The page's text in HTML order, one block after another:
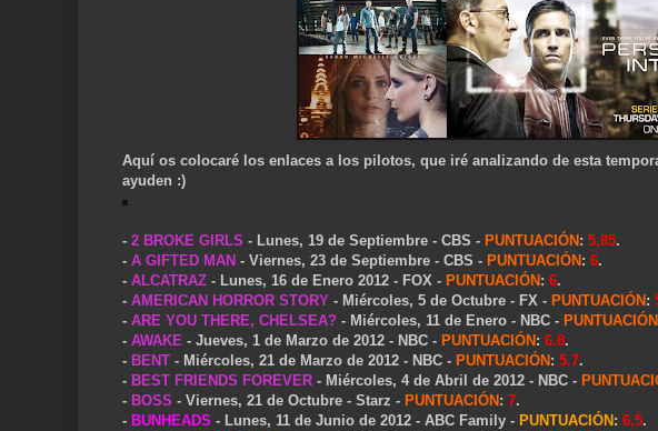
Aquí os colocaré los enlaces a los pilotos, que iré analizando de esta
ayuden :)
- 2 BROKE GIRLS - Lunes, 19 de Septiembre - CBS - PUNTUACIÓN : 5,85.
- A GIFTED MAN - Viernes, 23 de Septiembre - CBS - PUNTUACIÓN : 6.
- ALCATRAZ - Lunes, 16 de Enero 2012 - FOX - PUNTUACIÓN : 6.
- AMERICAN HORROR STORY - Miércoles, 5 de Octubre - FX - PUNTUACIÓN :
- ARE YOU THERE, CHELSEA? - Miércoles, 11 de Enero - NBC - PUNTUACIÓN
- AWAKE - Jueves, 1 de Marzo de 2012 - NBC - PUNTUACIÓN : 6.8.
- BENT - Miércoles, 21 de Marzo de 2012 - NBC - PUNTUACIÓN : 5.7.
- BEST FRIENDS FOREVER - Miércoles, 4 de Abril de 2012 - NBC -
- BOSS - Viernes, 21 de Octubre - Starz - PUNTUACIÓN : 7.
- BUNHEADS - Lunes, 11 de Junio de 2012 - ABC Family - PUNTUACIÓN : 6,5.